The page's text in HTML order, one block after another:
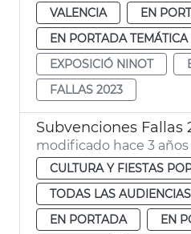
VALENCIA
EN
EN PORTADA TEMÁTICA
EXPOSICIÓ NINOT
FALLAS 2023
Subvenciones Fallas
modificado hace 3 años
CULTURA Y FIESTAS
TODAS LAS AUDIENCIAS
EN PORTADA
EN